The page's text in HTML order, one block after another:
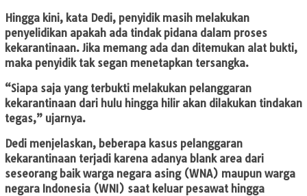
Hingga kini, kata Dedi, penyidik masih melakukan
penyelidikan apakah ada tindak pidana dalam proses
kekarantinaan. Jika memang ada dan ditemukan alat bukti,
maka penyidik tak segan menetapkan tersangka.
“Siapa saja yang terbukti melakukan pelanggaran
kekarantinaan dari hulu hingga hilir akan dilakukan tindakan
tegas,” ujarnya.
Dedi menjelaskan, beberapa kasus pelanggaran
kekarantinaan terjadi karena adanya blank area dari
seseorang baik warga negara asing (WNA) maupun warga
negara Indonesia (WNI) saat keluar pesawat hingga